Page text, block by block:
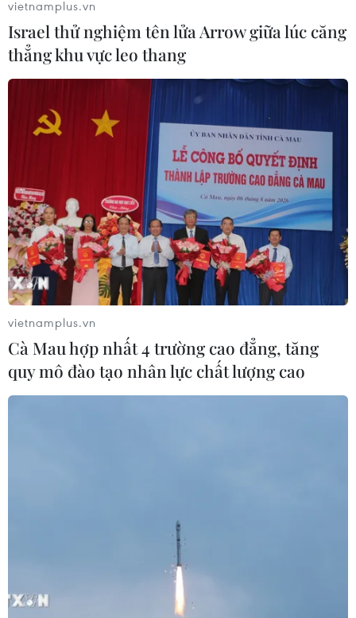
vietnamplus.vn
Israel thử nghiệm tên lửa Arrow giữa lúc căng
thẳng khu vực leo thang
vietnamplus.vn
Cà Mau hợp nhất 4 trường cao đẳng, tăng
quy mô đào tạo nhân lực chất lượng cao